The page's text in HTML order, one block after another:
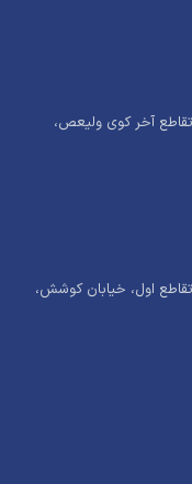
آخر کوی ولیعص،
اول، خیابان کوشش،